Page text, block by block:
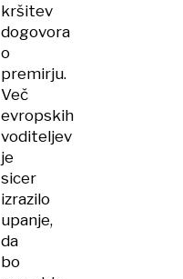
kršitev
dogovora
o
premirju.
Več
evropskih
voditeljev
je
sicer
izrazilo
upanje,
da
bo